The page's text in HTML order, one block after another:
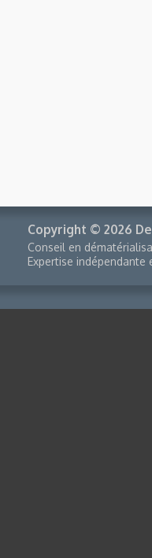
Copyright © 2026
Conseil en
Expertise